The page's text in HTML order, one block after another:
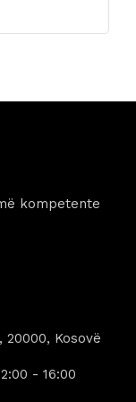
kompetente
20000, Kosovë
- 16:00